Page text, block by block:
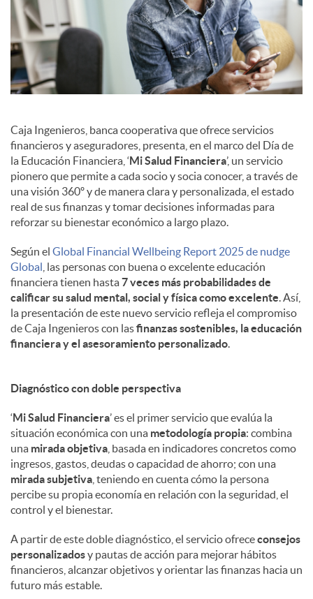
Caja Ingenieros, banca cooperativa que ofrece servicios
financieros y aseguradores, presenta, en el marco del Día de
la Educación Financiera, ‘Mi Salud Financiera’, un servicio
pionero que permite a cada socio y socia conocer, a través de
una visión 360º y de manera clara y personalizada, el estado
real de sus finanzas y tomar decisiones informadas para
reforzar su bienestar económico a largo plazo.
Según el Global Financial Wellbeing Report 2025 de nudge
Global , las personas con buena o excelente educación
financiera tienen hasta7 veces más probabilidades de
calificar su salud mental, social y física como excelente. Así,
la presentación de este nuevo servicio refleja el compromiso
de Caja Ingenieros con lasfinanzas sostenibles, la educación
financiera y el asesoramiento personalizado.
Diagnóstico con doble perspectiva
‘Mi Salud Financiera’ es el primer servicio que evalúa la
situación económica con una metodología propia: combina
una mirada objetiva , basada en indicadores concretos como
ingresos, gastos, deudas o capacidad de ahorro; con una
mirada subjetiva , teniendo en cuenta cómo la persona
percibe su propia economía en relación con la seguridad, el
control y el bienestar.
A partir de este doble diagnóstico, el servicio ofrececonsejos
personalizadosy pautas de acción para mejorar hábitos
financieros, alcanzar objetivos y orientar las finanzas hacia un
futuro más estable.